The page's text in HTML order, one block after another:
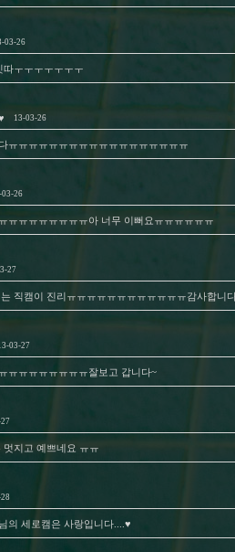
03-26
따ㅜㅜㅜㅜㅜㅜㅜ
13-03-26
ㅠㅠㅠㅠㅠㅠㅠㅠㅠㅠㅠㅠㅠㅠㅠㅠㅠㅠ
03-26
ㅠㅠㅠㅠㅠㅠㅠㅠ아 너무 이뻐요ㅠㅠㅠㅠㅠㅠ
27
직캠이 진리ㅠㅠㅠㅠㅠㅠㅠㅠㅠㅠㅠㅠ감사합니
03-27
ㅠㅠㅠㅠㅠㅠㅠㅠ잘보고 갑니다~
27
멋지고 예쁘네요 ㅠㅠ
28
의 세로캠은 사랑입니다....♥